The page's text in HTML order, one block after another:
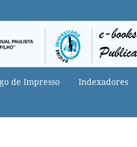
de Impresso Indexadores